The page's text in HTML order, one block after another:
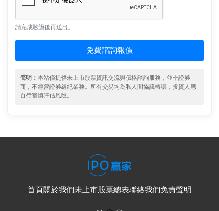
請完成驗證後再送出。
免費諮詢報價
聲明： 本站僅提供未上市股票資訊交流與價格諮詢服務，並非證券
商，不經營證券經紀業務。所有交易均為私人間協議轉讓，投資人應
自行審慎評估風險。
首頁關於我們未上市股票總表聯絡我們免責聲明